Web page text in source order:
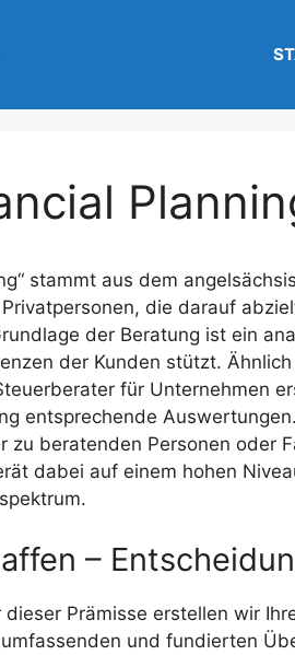
stammt aus dem
die darauf
der Beratung ist ein
der Kunden stützt.
für Unternehmen
entsprechende
zu beratenden Personen oder
dabei auf einem hohen
–
Prämisse erstellen wir
und fundierten